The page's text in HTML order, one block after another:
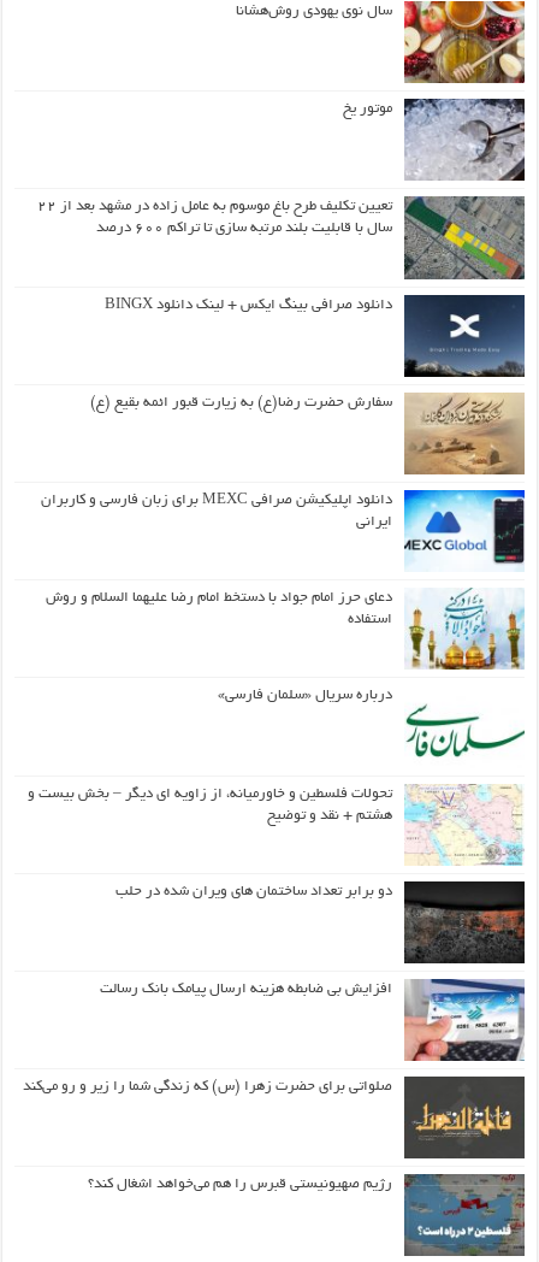
سال نوی یهودی روش‌هشانا
موتور یخ
تعیین تکلیف طرح باغ موسوم به عامل زاده در مشهد بعد از ۲۲
سال با قابلیت بلند مرتبه سازی تا تراکم ۶۰۰ درصد
دانلود صرافی بینگ ایکس + لینک دانلود BINGX
سفارش حضرت رضا(ع) به زیارت قبور ائمه بقیع (ع)
دانلود اپلیکیشن صرافی MEXC برای زبان فارسی و کاربران
ایرانی
دعای حرز امام جواد با دستخط امام رضا علیهما السلام و روش
استفاده
درباره سریال «سلمان فارسی»
تحولات فلسطین و خاورمیانه، از زاویه ای دیگر – بخش بیست و
هشتم + نقد و توضیح
دو برابر تعداد ساختمان های ویران شده در حلب
افزایش بی ضابطه هزینه ارسال پیامک بانک رسالت
صلواتی برای حضرت زهرا (س) که زندگی شما را زیر و رو می‌کند
رژیم صهیونیستی قبرس را هم می‌خواهد اشغال کند؟